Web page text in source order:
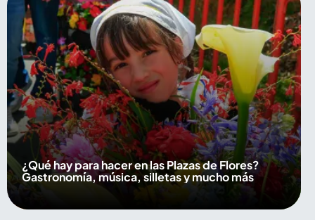
¿Qué hay para hacer en las Plazas de Flores?
Gastronomía, música, silletas y mucho más